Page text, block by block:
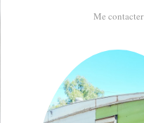
Me contacter